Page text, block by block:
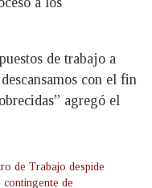
de trabajo a
con el fin
agregó el
de Trabajo despide
contingente de